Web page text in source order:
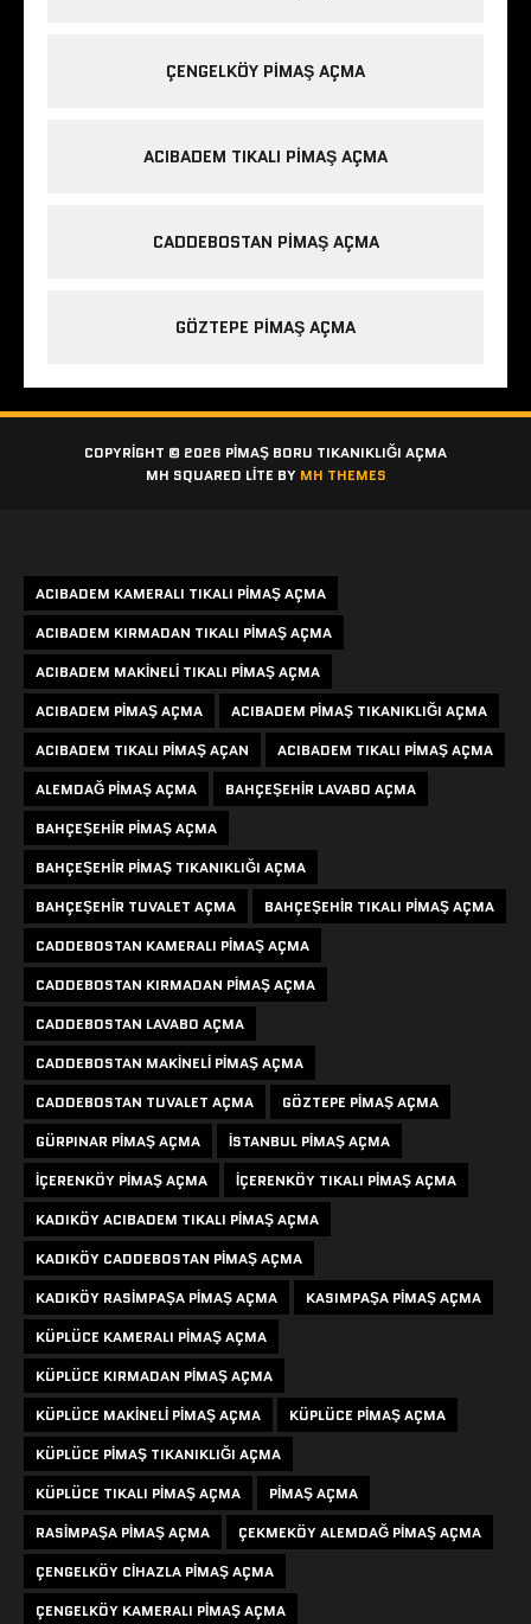
ÇENGELKÖY PIMAŞ AÇMA
ACIBADEM TIKALI PIMAŞ AÇMA
CADDEBOSTAN PIMAŞ AÇMA
GÖZTEPE PIMAŞ AÇMA
COPYRIGHT © 2026 PIMAŞ BORU TIKANIKLIĞI AÇMA
MH SQUARED LITE BY MH THEMES
ACIBADEM KAMERALI TIKALI PIMAŞ AÇMA
ACIBADEM KIRMADAN TIKALI PIMAŞ AÇMA
ACIBADEM MAKINELI TIKALI PIMAŞ AÇMA
ACIBADEM PIMAŞ AÇMA
ACIBADEM PIMAŞ TIKANIKLIĞI AÇMA
ACIBADEM TIKALI PIMAŞ AÇAN
ACIBADEM TIKALI PIMAŞ AÇMA
ALEMDAĞ PIMAŞ AÇMA
BAHÇEŞEHIR LAVABO AÇMA
BAHÇEŞEHIR PIMAŞ AÇMA
BAHÇEŞEHIR PIMAŞ TIKANIKLIĞI AÇMA
BAHÇEŞEHIR TUVALET AÇMA
BAHÇEŞEHIR TIKALI PIMAŞ AÇMA
CADDEBOSTAN KAMERALI PIMAŞ AÇMA
CADDEBOSTAN KIRMADAN PIMAŞ AÇMA
CADDEBOSTAN LAVABO AÇMA
CADDEBOSTAN MAKINELI PIMAŞ AÇMA
CADDEBOSTAN TUVALET AÇMA
GÖZTEPE PIMAŞ AÇMA
GÜRPINAR PIMAŞ AÇMA
ISTANBUL PIMAŞ AÇMA
IÇERENKÖY PIMAŞ AÇMA
IÇERENKÖY TIKALI PIMAŞ AÇMA
KADIKÖY ACIBADEM TIKALI PIMAŞ AÇMA
KADIKÖY CADDEBOSTAN PIMAŞ AÇMA
KADIKÖY RASIMPAŞA PIMAŞ AÇMA
KASIMPAŞA PIMAŞ AÇMA
KÜPLÜCE KAMERALI PIMAŞ AÇMA
KÜPLÜCE KIRMADAN PIMAŞ AÇMA
KÜPLÜCE MAKINELI PIMAŞ AÇMA
KÜPLÜCE PIMAŞ AÇMA
KÜPLÜCE PIMAŞ TIKANIKLIĞI AÇMA
KÜPLÜCE TIKALI PIMAŞ AÇMA
PIMAŞ AÇMA
RASIMPAŞA PIMAŞ AÇMA
ÇEKMEKÖY ALEMDAĞ PIMAŞ AÇMA
ÇENGELKÖY CIHAZLA PIMAŞ AÇMA
ÇENGELKÖY KAMERALI PIMAŞ AÇMA